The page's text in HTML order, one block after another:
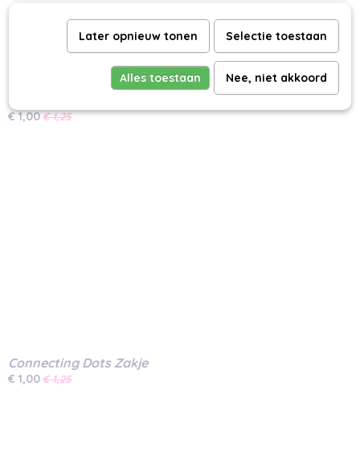
Lovely Leaves Zakje
€ 1,00€ 1,25
Connecting Dots Zakje
€ 1,00€ 1,25
Later opnieuw tonen Selectie toestaan
Alles toestaan Nee, niet akkoord